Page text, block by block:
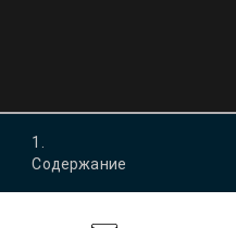
1
Содержание